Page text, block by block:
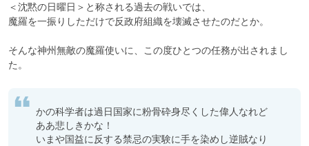
＜沈黙の日曜日＞と称される過去の戦いでは、
魔羅を一振りしただけで反政府組織を壊滅させたのだとか。
そんな神州無敵の魔羅使いに、この度ひとつの任務が出されまし
た。
かの科学者は過日国家に粉骨砕身尽くした偉人なれど
ああ悲しきかな！
いまや国益に反する禁忌の実験に手を染めし逆賊なり